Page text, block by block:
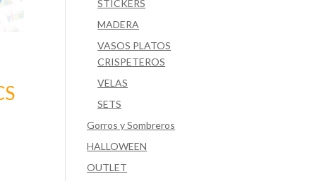
STICKERS
MADERA
VASOS PLATOS
CRISPETEROS
VELAS
SETS
Gorros y Sombreros
HALLOWEEN
OUTLET